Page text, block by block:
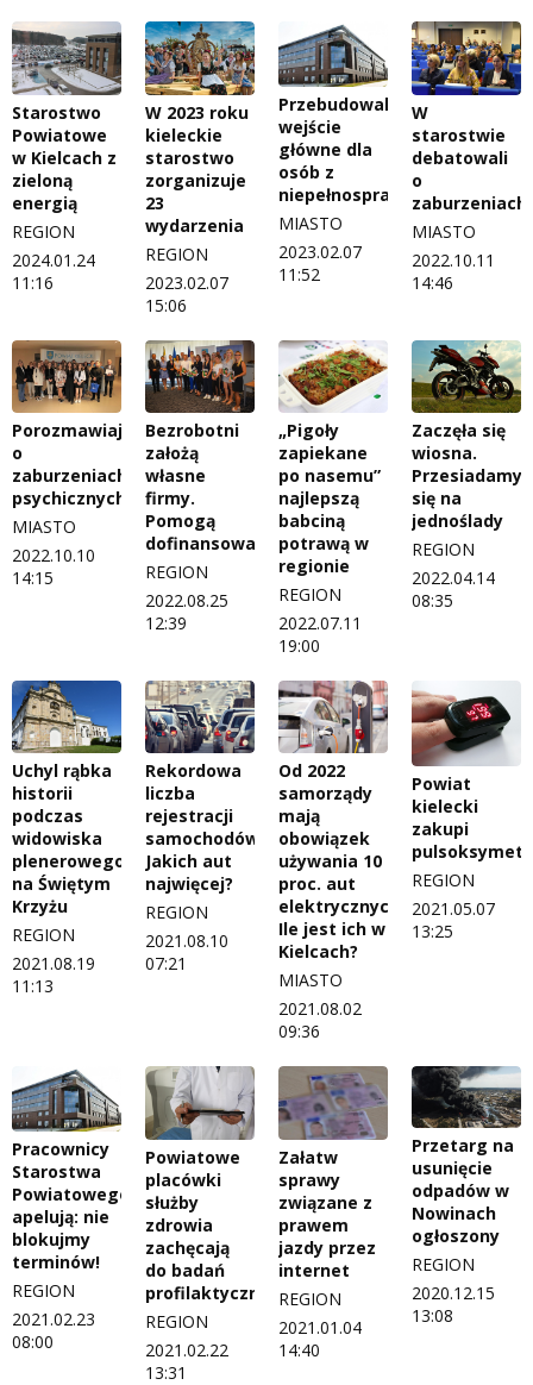
Starostwo
Powiatowe
w Kielcach z
zieloną
energią
REGION
2024.01.24
11:16
W 2023 roku
kieleckie
starostwo
zorganizuje
23
wydarzenia
REGION
2023.02.07
15:06
Przebudowali
wejście
główne dla
osób z
niepełnosprawnością
MIASTO
2023.02.07
11:52
W
starostwie
debatowali
o
zaburzeniach
MIASTO
2022.10.11
14:46
Porozmawiają
o
zaburzeniach
psychicznych
MIASTO
2022.10.10
14:15
Bezrobotni
założą
własne
firmy.
Pomogą
dofinansowania
REGION
2022.08.25
12:39
„Pigoły
zapiekane
po nasemu”
najlepszą
babciną
potrawą w
regionie
REGION
2022.07.11
19:00
Zaczęła się
wiosna.
Przesiadamy
się na
jednoślady
REGION
2022.04.14
08:35
Uchyl rąbka
historii
podczas
widowiska
plenerowego
na Świętym
Krzyżu
REGION
2021.08.19
11:13
Rekordowa
liczba
rejestracji
samochodów.
Jakich aut
najwięcej?
REGION
2021.08.10
07:21
Od 2022
samorządy
mają
obowiązek
używania 10
proc. aut
elektrycznych.
Ile jest ich w
Kielcach?
MIASTO
2021.08.02
09:36
Powiat
kielecki
zakupi
REGION
2021.05.07
13:25
Pracownicy
Starostwa
Powiatowego
apelują: nie
blokujmy
terminów!
REGION
2021.02.23
08:00
Powiatowe
placówki
służby
zdrowia
zachęcają
do badań
profilaktycznych
REGION
2021.02.22
13:31
Załatw
sprawy
związane z
prawem
jazdy przez
internet
REGION
2021.01.04
14:40
Przetarg na
usunięcie
odpadów w
Nowinach
ogłoszony
REGION
2020.12.15
13:08